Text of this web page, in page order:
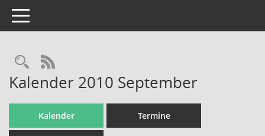
Toggle navigation
Rechercheauswahl
RSS-Feed
Kalender 2010 September
Kalender Termine